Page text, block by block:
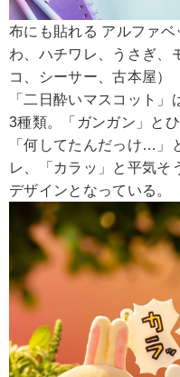
布にも貼れる アルファ
わ、ハチワレ、うさぎ、
コ、シーサー、古本屋）
「二日酔いマスコット
3種類。「ガンガン」と
「何してたんだっけ…」
レ、「カラッ」と平気そ
デザインとなっている。